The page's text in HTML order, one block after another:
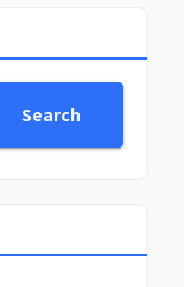
Search